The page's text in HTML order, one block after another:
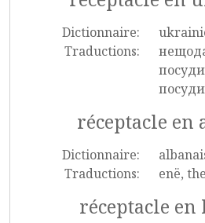
Dictionnaire:
Traductions:
réceptacle en
Dictionnaire:
Traductions:
enë,
réceptacle